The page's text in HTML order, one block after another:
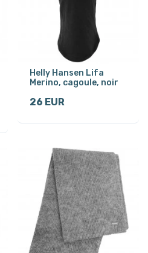
Helly Hansen Lifa
Merino, cagoule, noir
26 EUR